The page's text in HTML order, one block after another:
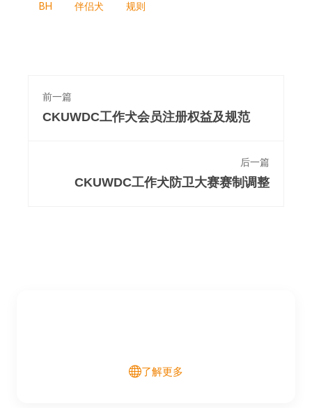
BH 伴侣犬 规则
前一篇
CKUWDC工作犬会员注册权益及规范
后一篇
CKUWDC工作犬防卫大赛赛制调整
了解更多